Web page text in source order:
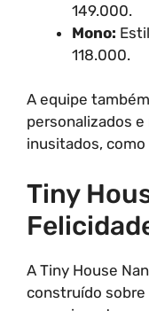
149.000.
Mono:
118.000.
A equipe
personalizados
inusitados,
Tiny
A Tiny House
construído sobre